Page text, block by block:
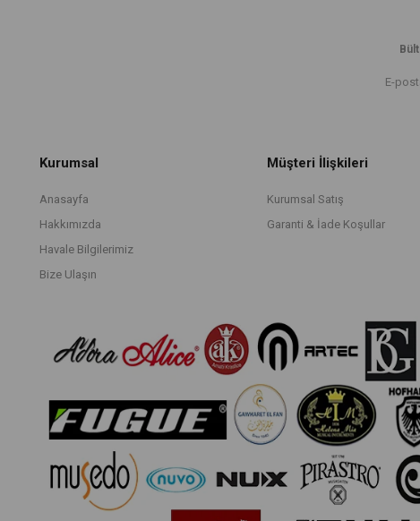
Kurumsal
Anasayfa
Hakkımızda
Havale Bilgilerimiz
Bize Ulaşın
Müşteri İlişkileri
Kurumsal Satış
Garanti & İade Koşullar